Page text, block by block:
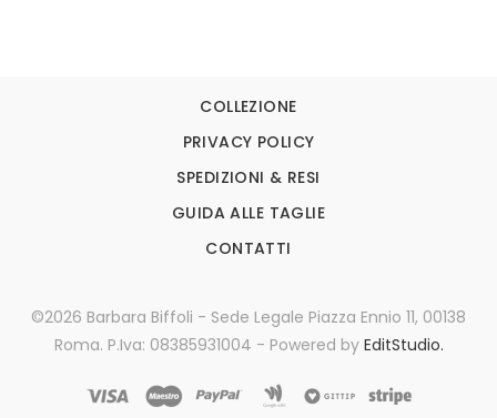
COLLEZIONE
PRIVACY POLICY
SPEDIZIONI & RESI
GUIDA ALLE TAGLIE
CONTATTI
©2026 Barbara Biffoli - Sede Legale Piazza Ennio 11, 00138
Roma. P.Iva: 08385931004 - Powered by EditStudio.